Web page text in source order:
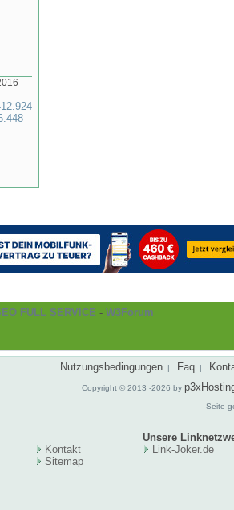
FULL SERVICE - W3Forum
Nutzungsbedingungen | Faq |
Copyright © 2013 -2026 by
Seite
Unsere
Kontakt
Sitemap
Link-Joker.de